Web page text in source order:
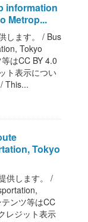
information
Metrop...
します。 / Bus
Tokyo
はCC BY 4.0
ト表示につい
This...
Tokyo
供します。 /
ンツ等はCC
レジット表示